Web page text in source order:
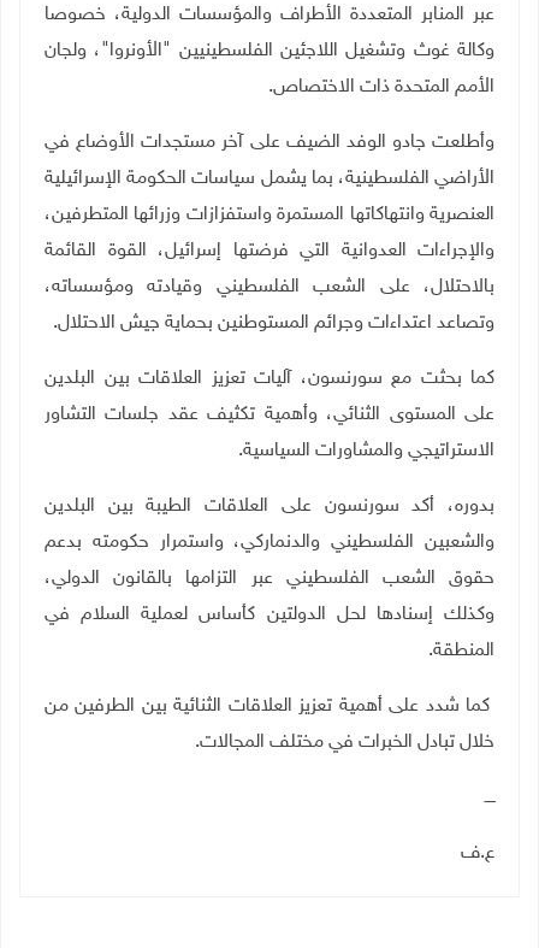
عبر المنابر المتعددة الأطراف والمؤسسات الدولية، خصوصا
وكالة غوث وتشغيل اللاجئين الفلسطينيين "الأونروا"، ولجان
الأمم المتحدة ذات الاختصاص.
وأطلعت جادو الوفد الضيف على آخر مستجدات الأوضاع في
الأراضي الفلسطينية، بما يشمل سياسات الحكومة الإسرائيلية
العنصرية وانتهاكاتها المستمرة واستفزازات وزرائها المتطرفين،
والإجراءات العدوانية التي فرضتها إسرائيل، القوة القائمة
بالاحتلال، على الشعب الفلسطيني وقيادته ومؤسساته،
وتصاعد اعتداءات وجرائم المستوطنين بحماية جيش الاحتلال.
كما بحثت مع سورنسون، آليات تعزيز العلاقات بين البلدين
على المستوى الثنائي، وأهمية تكثيف عقد جلسات التشاور
الاستراتيجي والمشاورات السياسية.
بدوره، أكد سورنسون على العلاقات الطيبة بين البلدين
والشعبين الفلسطيني والدنماركي، واستمرار حكومته بدعم
حقوق الشعب الفلسطيني عبر التزامها بالقانون الدولي،
وكذلك إسنادها لحل الدولتين كأساس لعملية السلام في
المنطقة.
كما شدد على أهمية تعزيز العلاقات الثنائية بين الطرفين من
خلال تبادل الخبرات في مختلف المجالات.
ــــ
ع.ف